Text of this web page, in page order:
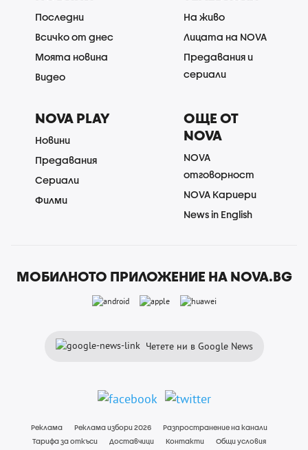
Последни
Всичко от днес
Моята новина
Видео
На живо
Лицата на NOVA
Предавания и
сериали
NOVA PLAY
Новини
Предавания
Сериали
Филми
ОЩЕ ОТ
NOVA
NOVA
отговорност
NOVA Кариери
News in English
МОБИЛНОТО ПРИЛОЖЕНИЕ НА NOVA.BG
Четете ни в Google News
Реклама Реклама избори 2026
Разпространение на канали
Тарифа за откъси
Доставчици Контакти Общи условия